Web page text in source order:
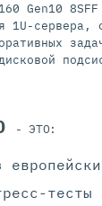
Gen10
1U-сервера,
- ЭТО:
тесты